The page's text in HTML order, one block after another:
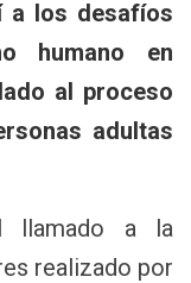
a los desafíos
humano en
al proceso
adultas
llamado a la
realizado por